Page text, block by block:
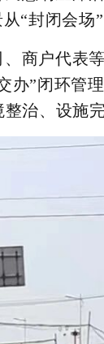
“封闭会场”
商户代表
”闭环管
治、设施